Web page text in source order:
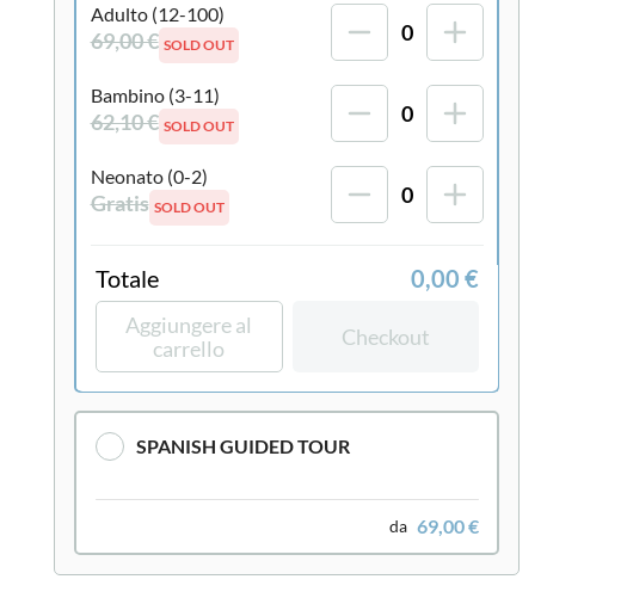
Adulto (12-100)
69,00 € SOLD OUT 0
Bambino (3-11)
62,10 € SOLD OUT 0
Neonato (0-2)
Gratis SOLD OUT 0
Totale 0,00 €
Aggiungere al
carrello
Checkout
SPANISH GUIDED TOUR
da 69,00 €